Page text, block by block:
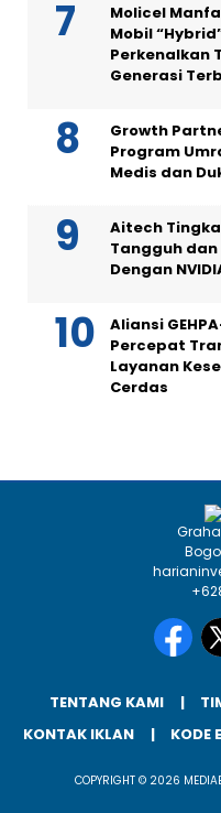
Molicel
Mobil
Perkenalkan
Generasi
Growth
Program
Medis dan
Aitech
Tangguh dan
Dengan
Aliansi
Percepat
Layanan
Cerdas
TENTANG KAMI
KONTAK IKLAN
KODE
COPYRIGHT © 2026